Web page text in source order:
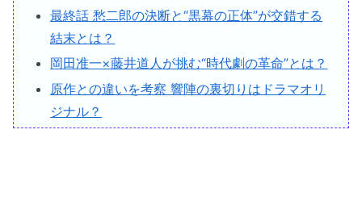
最終話 愁二郎の決断と“黒幕の正体”が交錯する
結末とは？
岡田准一×藤井道人が挑む“時代劇の革命”とは？
原作との違いを考察 響陣の裏切りはドラマオリ
ジナル？